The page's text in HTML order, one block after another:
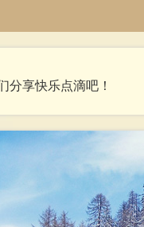
分享快乐点滴吧！